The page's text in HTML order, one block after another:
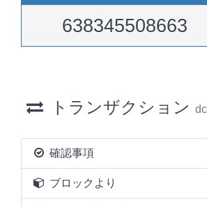
638345508663
トランザクション
確認事項
ブロックより